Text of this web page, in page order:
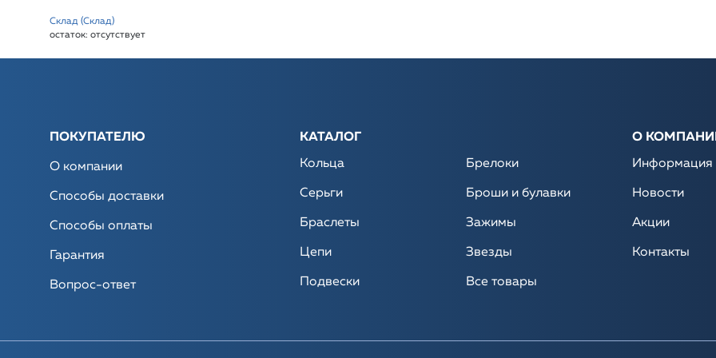
Склад (Склад)
остаток: отсутствует
ПОКУПАТЕЛЮ
О компании
Способы доставки
Способы оплаты
Гарантия
Вопрос-ответ
КАТАЛОГ
Кольца
Серьги
Браслеты
Цепи
Подвески
Брелоки
Броши и булавки
Зажимы
Звезды
Все товары
О
Информация
Новости
Акции
Контакты